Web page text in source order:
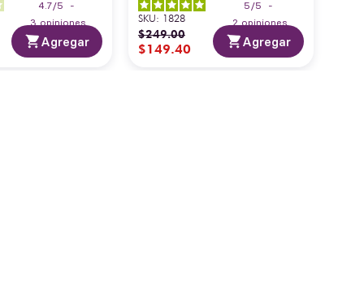
4.7/5
-
3 opiniones
Agregar
5 /5
-
2 opiniones
SKU: 1828
$249.00
$149.40 Agregar